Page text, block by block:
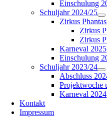
Einschulung
Schuljahr 2024/25
Zirkus
Zirkus
Zirkus
Karneval 2025
Einschulung
Schuljahr 2023/24
Abschluss
Projektwoche
Karneval 2024
Kontakt
Impressum